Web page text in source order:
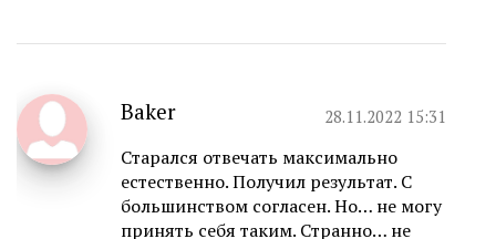
Baker 28.11.2022 15:31
Старался отвечать максимально
естественно. Получил результат. С
большинством согласен. Но… не могу
принять себя таким. Странно… не